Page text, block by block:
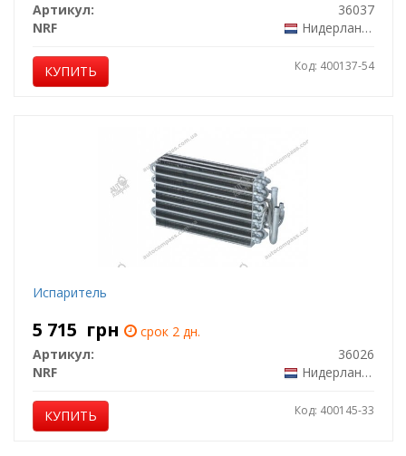
Артикул:
36037
NRF
Нидерланды
КУПИТЬ Код: 400137-54
Испаритель
5 715 грн
срок 2 дн.
Артикул:
36026
NRF
Нидерланды
КУПИТЬ Код: 400145-33